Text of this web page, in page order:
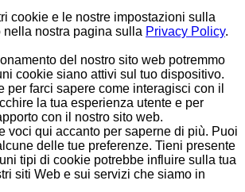
cookie e le nostre impostazioni sulla
nostra pagina sulla Privacy Policy.
del nostro sito web potremmo
cookie siano attivi sul tuo dispositivo.
per farci sapere come interagisci con il
la tua esperienza utente e per
con il nostro sito web.
voci qui accanto per saperne di più. Puoi
delle tue preferenze. Tieni presente
tipi di cookie potrebbe influire sulla tua
siti Web e sui servizi che siamo in